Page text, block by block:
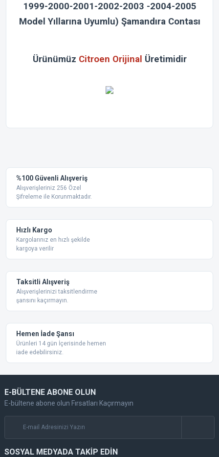
1999-2000-2001-2002-2003 -2004-2005
Model Yıllarına Uyumlu) Şamandıra Contası
Ürünümüz Citroen Orijinal Üretimidir
Ürün resmi kalitesiz, bozuk veya görüntülenemiyor.
Ürün açıklamasında eksik bilgiler bulunuyor.
Bu ürüne benzer farklı alternatifler olmalı.
%100 Güvenli Alışveriş
Alışverişleriniz 256 Özel
Şifreleme ile Korunmaktadır.
Hızlı Kargo
Kargolarınız en hızlı şekilde
kargoya verilir
Taksitli Alışveriş
Alışverişlerinizi taksitlendirme
şansını kaçırmayın.
Hemen İade Şansı
Ürünleri 14 gün İçerisinde hemen
iade edebilirsiniz.
E-BÜLTENE ABONE OLUN
E-bültene abone olun Fırsatları Kaçırmayın
SOSYAL MEDYADA TAKİP EDİN